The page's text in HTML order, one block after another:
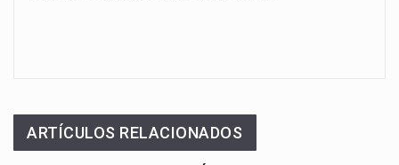
ARTÍCULOS RELACIONADOS